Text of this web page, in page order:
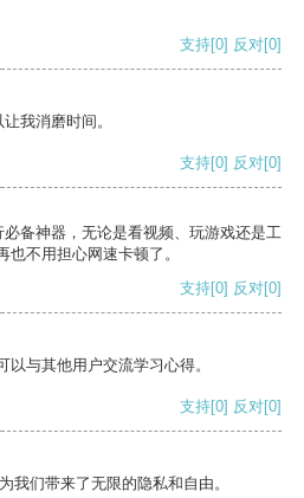
支持[0] 反对[0]
我消磨时间。
支持[0] 反对[0]
备神器，无论是看视频、玩游戏还是工
不用担心网速卡顿了。
支持[0] 反对[0]
与其他用户交流学习心得。
支持[0] 反对[0]
我们带来了无限的隐私和自由。